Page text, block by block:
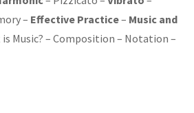
– Effective Practice– Music and
is Music? – Composition – Notation –